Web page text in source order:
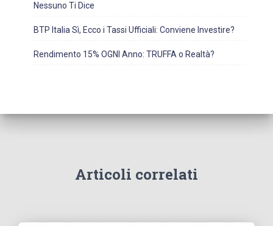
Nessuno Ti Dice
BTP Italia Sì, Ecco i Tassi Ufficiali: Conviene Investire?
Rendimento 15% OGNI Anno: TRUFFA o Realtà?
Articoli correlati